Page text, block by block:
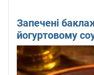
Запечені
йогуртовому